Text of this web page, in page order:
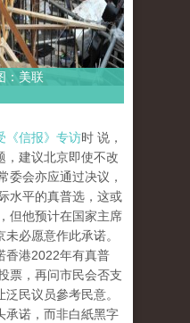
：美联
《信报》专访时 说，
，建议北京即使不改
委会亦应通过决议，
水平的真普选，这或
但他预计在国家主席
必愿意作此承诺。
香港2022年有真普
票，再问市民会否支
民议员參考民意。
承诺，而非白紙黑字